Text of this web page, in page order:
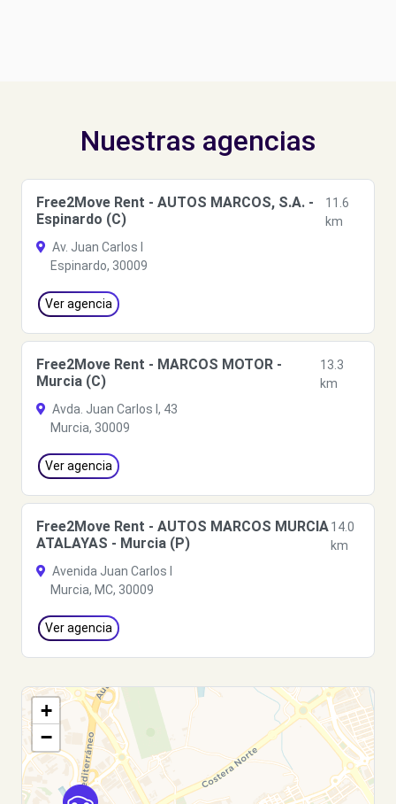
Nuestras agencias
Free2Move Rent - AUTOS MARCOS, S.A. -
Espinardo (C)
11.6
km
Av. Juan Carlos I
Espinardo, 30009
Ver agencia
Free2Move Rent - MARCOS MOTOR -
Murcia (C)
13.3
km
Avda. Juan Carlos I, 43
Murcia, 30009
Ver agencia
Free2Move Rent - AUTOS MARCOS MURCIA
ATALAYAS - Murcia (P)
14.0
km
Avenida Juan Carlos I
Murcia, MC, 30009
Ver agencia
+
−